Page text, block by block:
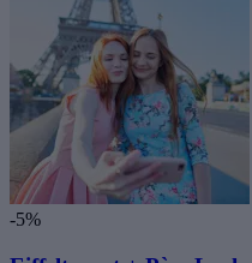
-5%